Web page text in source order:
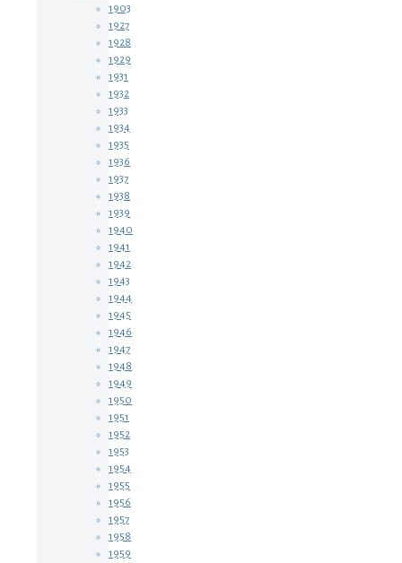
1903
1927
1928
1929
1931
1932
1933
1934
1935
1936
1937
1938
1939
1940
1941
1942
1943
1944
1945
1946
1947
1948
1949
1950
1951
1952
1953
1954
1955
1956
1957
1958
1959